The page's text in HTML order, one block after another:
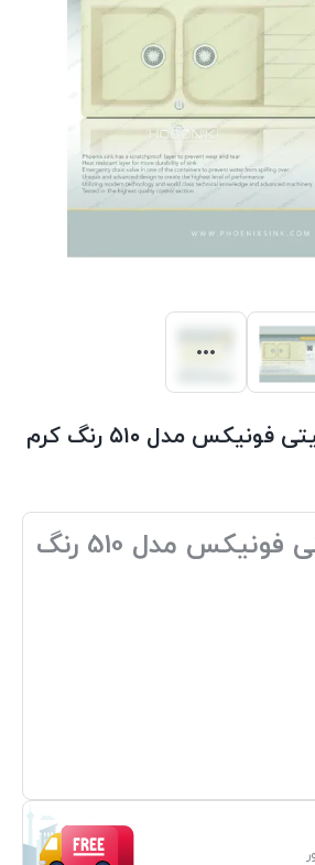
مدل ۵۱۰ رنگ کرم
سینک گرانیتی فونیکس مدل 510 رنگ